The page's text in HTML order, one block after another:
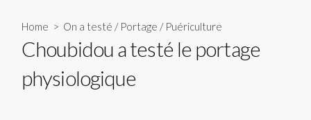
Home > On a testé / Portage / Puériculture
Choubidou a testé le portage
physiologique